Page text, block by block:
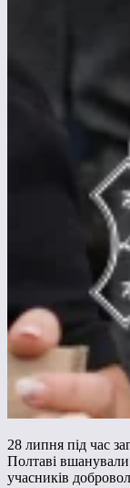
28 липня під час
Полтаві вшанували
учасників